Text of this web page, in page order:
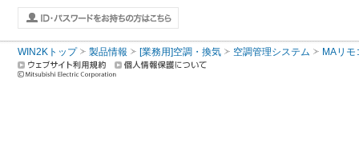
WIN2Kトップ 製品情報 [業務用]空調・換気 空調管理システム MAリモ